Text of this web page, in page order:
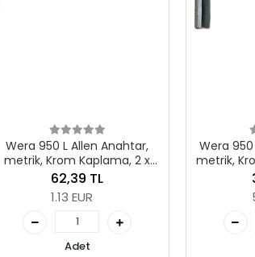
x
Wera 950 PKS Allen Anahtar,
metrik, Krom Kaplama, 8 x 112